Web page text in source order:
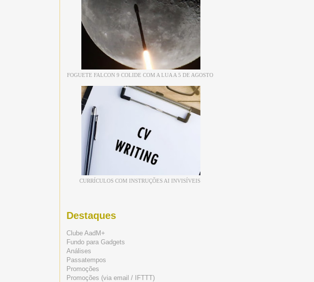
FOGUETE FALCON 9 COLIDE COM A LUA A 5 DE AGOSTO
CURRÍCULOS COM INSTRUÇÕES AI INVISÍVEIS
Destaques
Clube AadM+
Fundo para Gadgets
Análises
Passatempos
Promoções
Promoções (via email / IFTTT)